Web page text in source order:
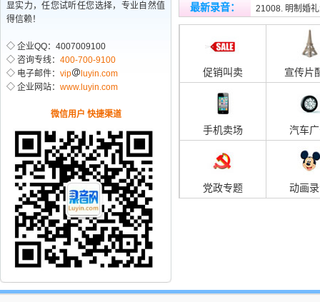
最新录音：
21008. 明制婚
促销叫卖 宣传片
手机卖场 汽车
党政专题 动画
显实力，任您试听任您选择，专业自然值
得信赖！
◇ 企业QQ：4007009100
◇ 咨询专线： 400-700-9100
◇ 电子邮件： vip
luyin.com
◇ 企业网站： www.luyin.com
微信用户 快捷渠道